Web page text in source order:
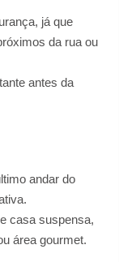
já que
da rua ou
antes da
andar do
casa suspensa,
área gourmet.